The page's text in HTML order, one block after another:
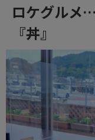
ロケグルメ
『丼』